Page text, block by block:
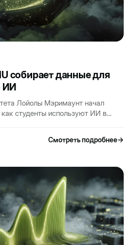
собирает данные для
ИИ
Лойолы Мэримаунт начал
студенты используют ИИ в
Смотреть подробнее→